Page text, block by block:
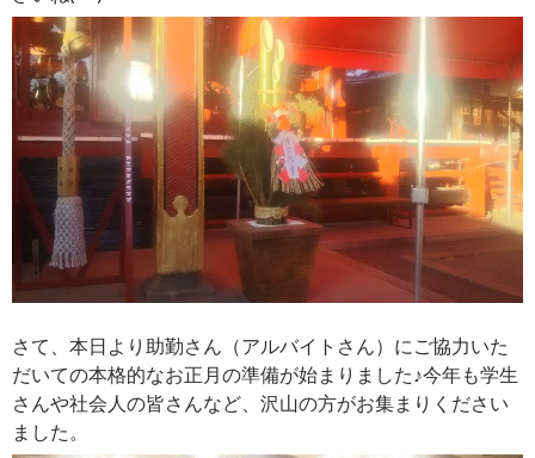
さて、本日より助勤さん（アルバイトさん）にご協力いた
だいての本格的なお正月の準備が始まりました♪今年も学生
さんや社会人の皆さんなど、沢山の方がお集まりください
ました。